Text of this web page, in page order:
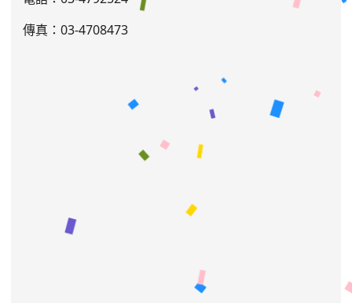
傳真：03-4708473